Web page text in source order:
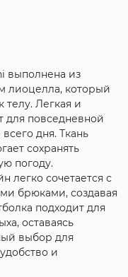
выполнена из
лиоцелла, который
телу. Легкая и
для повседневной
дня. Ткань
сохранять
погоду.
легко сочетается с
брюками, создавая
подходит для
оставаясь
выбор для
и